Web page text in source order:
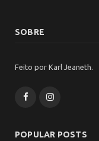
SOBRE
Feito por Karl Jeaneth.
FacebookInstagram
POPULAR POSTS